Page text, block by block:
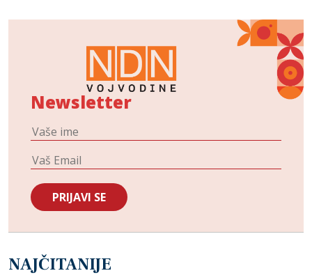
Newsletter
NAJČITANIJE